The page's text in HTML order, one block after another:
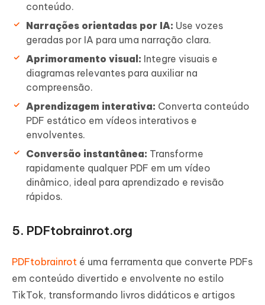
conteúdo.
Narrações orientadas por IA: Use vozes
geradas por IA para uma narração clara.
Aprimoramento visual: Integre visuais e
diagramas relevantes para auxiliar na
compreensão.
Aprendizagem interativa: Converta conteúdo
PDF estático em vídeos interativos e
envolventes.
Conversão instantânea: Transforme
rapidamente qualquer PDF em um vídeo
dinâmico, ideal para aprendizado e revisão
rápidos.
5. PDFtobrainrot.org
PDFtobrainrot é uma ferramenta que converte PDFs
em conteúdo divertido e envolvente no estilo
TikTok, transformando livros didáticos e artigos